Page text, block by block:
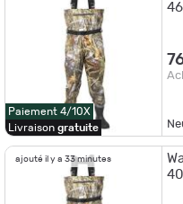
Paiement 4/10X
Livraison gratuite
ajouté il y a 33 minutes